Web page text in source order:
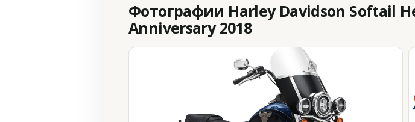
Фотографии Harley Davidson Softail
Anniversary 2018